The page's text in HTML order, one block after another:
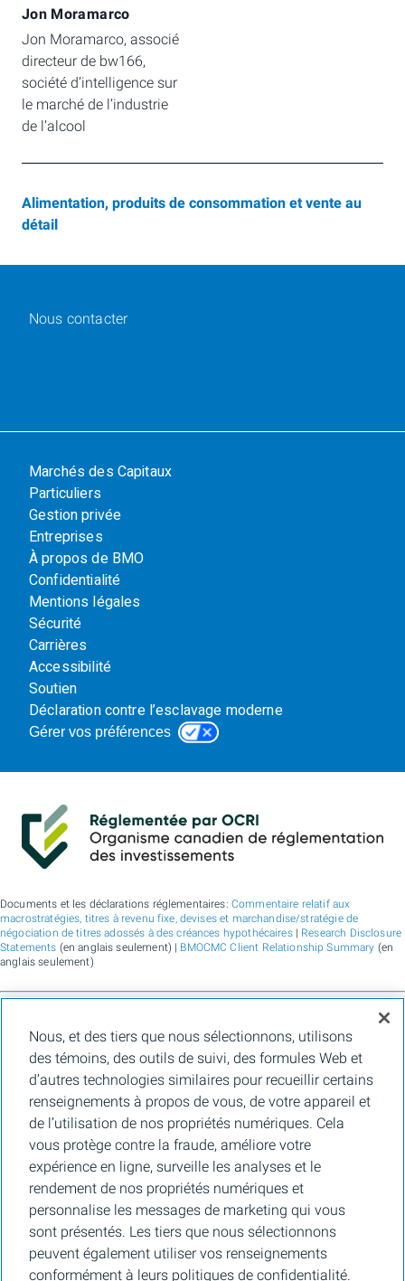
Jon Moramarco
Jon Moramarco, associé
directeur de bw166,
société d’intelligence sur
le marché de l’industrie
de l’alcool
Alimentation, produits de consommation et vente au
détail
Nous contacter
Marchés des Capitaux
Particuliers
Gestion privée
Entreprises
À propos de BMO
Confidentialité
Mentions légales
Sécurité
Carrières
Accessibilité
Soutien
Déclaration contre l’esclavage moderne
Gérer vos préférences
Documents et les déclarations réglementaires: Commentaire relatif aux
macrostratégies, titres à revenu fixe, devises et marchandise/stratégie de
négociation de titres adossés à des créances hypothécaires| Research Disclosure
Statements (en anglais seulement) | BMOCMC Client Relationship Summary (en
anglais seulement)
financier pour les services de vente en gros de la Banque de Montréal, de BMO
Bank N.A. (membre de la FDIC), de Bank of Montreal Europe Plc et de Bank of
Montreal (China) Co. Ltd., pour les services de courtage auprès des clients
institutionnels de BMO Capital Markets Corp. (membre de laFINRAet de laSIPC
et les services de courtage d'agence de Clearpool Execution Services, LLC
(membre laFINRAet de la SIPC) aux États-Unis, ainsi que pour les services de
courtage auprès des clients institutionnels de BMO Nesbitt Burns Inc. (membre de
l’Organisme canadien de réglementation des investissements, et membre du
Fonds canadien de protection des épargnants) au Canada et en Asie, de Bank of
Montreal Europe Plc (autorisée et réglementée par la Central Bank of Ireland) en
Europe et de BMO Capital Markets Limited (autorisée et réglementée par la
Financial Conduct Authority) au Royaume-Uni et en Australie, ainsi que pour les
services-conseils en matière d’établissement de crédits carbone, de durabilité et
de solutions pour l’environnement de Banque de Montréal, de BMO Radicle Inc., et
de Carbon Farmers Australia Pty Ltd. (ACN 136 799 221 AFSL 430135) en
Australie. « Nesbitt Burns » est une marque de commerce déposée de BMO
Nesbitt Burns Inc., utilisée sous licence. « BMO Marchés des capitaux » est une
Nous, et des tiers que nous sélectionnons, utilisons
des témoins, des outils de suivi, des formules Web et
d’autres technologies similaires pour recueillir certains
renseignements à propos de vous, de votre appareil et
de l’utilisation de nos propriétés numériques. Cela
vous protège contre la fraude, améliore votre
expérience en ligne, surveille les analyses et le
rendement de nos propriétés numériques et
personnalise les messages de marketing qui vous
sont présentés. Les tiers que nous sélectionnons
peuvent également utiliser vos renseignements
conformément à leurs politiques de confidentialité.